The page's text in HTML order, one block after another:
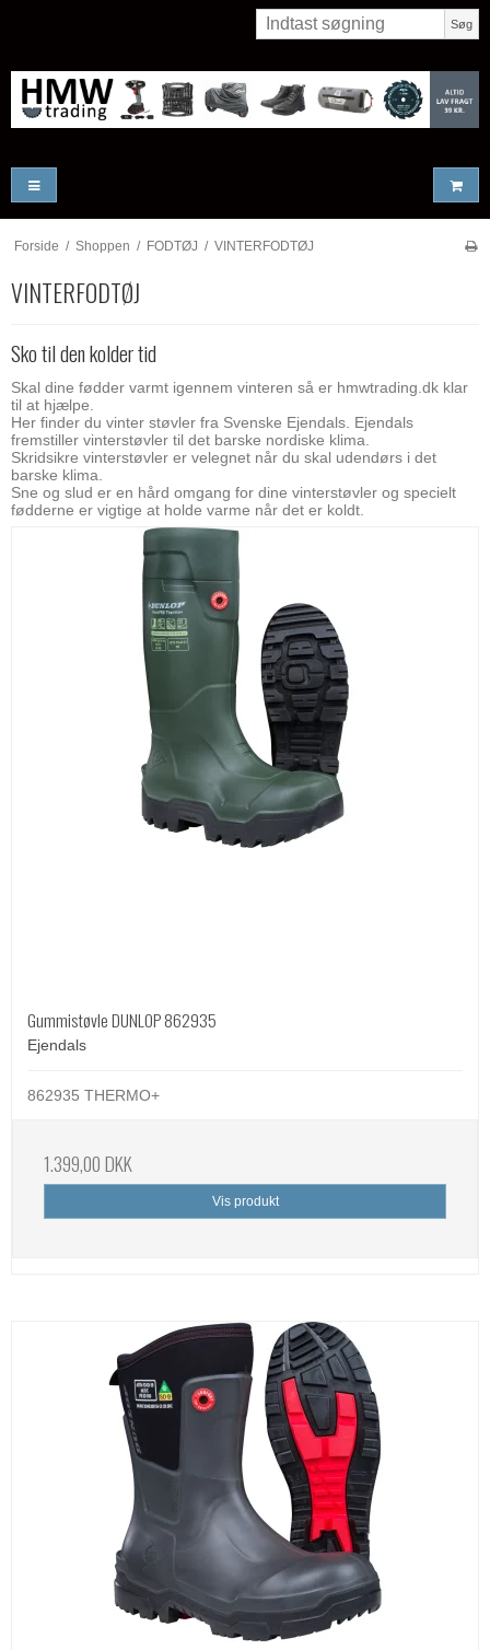
Søg
Forside / Shoppen / FODTØJ / VINTERFODTØJ
VINTERFODTØJ
Sko til den kolder tid
Skal dine fødder varmt igennem vinteren så er hmwtrading.dk klar
til at hjælpe.
Her finder du vinter støvler fra Svenske Ejendals. Ejendals
fremstiller vinterstøvler til det barske nordiske klima.
Skridsikre vinterstøvler er velegnet når du skal udendørs i det
barske klima.
Sne og slud er en hård omgang for dine vinterstøvler og specielt
fødderne er vigtige at holde varme når det er koldt.
Gummistøvle DUNLOP 862935
Ejendals
862935 THERMO+
1.399,00 DKK
Vis produkt